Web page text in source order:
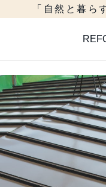
「自然と暮ら